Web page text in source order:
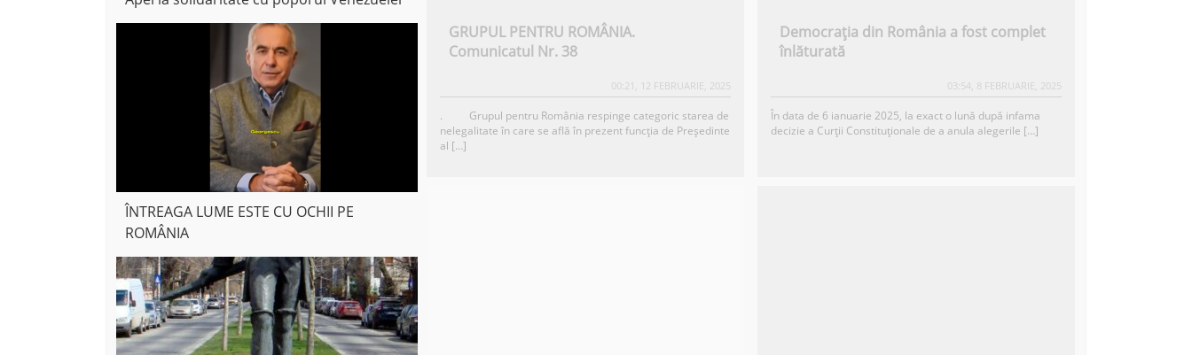
ÎNTREAGA LUME ESTE CU OCHII PE
ROMÂNIA
GRUPUL PENTRU ROMÂNIA.
Comunicatul Nr. 38
00:21, 12 FEBRUARIE, 2025
. Grupul pentru România respinge categoric starea de
nelegalitate în care se află în prezent funcția de Președinte
al […]
Democrația din România a fost complet
înlăturată
03:54, 8 FEBRUARIE, 2025
În data de 6 ianuarie 2025, la exact o lună după infama
decizie a Curții Constituționale de a anula alegerile […]